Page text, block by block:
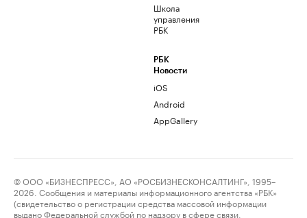
Школа
управления
РБК
РБК
Новости
iOS
Android
AppGallery
© ООО «БИЗНЕСПРЕСС», АО «РОСБИЗНЕСКОНСАЛТИНГ», 1995–
2026. Сообщения и материалы информационного агентства «РБК»
(свидетельство о регистрации средства массовой информации
выдано Федеральной службой по надзору в сфере связи,